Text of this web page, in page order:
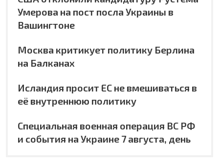
Умерова на пост посла Украины в
Вашингтоне
Москва критикует политику Берлина
на Балканах
Исландия просит ЕС не вмешиваться в
её внутреннюю политику
Специальная военная операция ВС РФ
и события на Украине 7 августа, день